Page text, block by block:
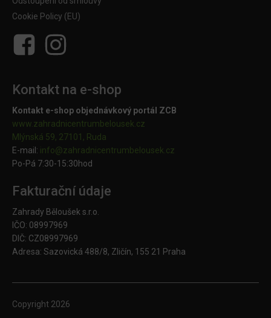
Cookie Policy (EU)
Kontakt na e-shop
Kontakt e-shop objednávkový portál ZCB
www.zahradnicentrumbelousek.cz
Mlýnská 59, 27101, Ruda
E-mail: info@zahradnicentrumbelousek.cz
Po-Pá 7:30-15:30hod
Fakturační údaje
Zahrady Běloušek s.r.o.
IČO: 08997969
DIČ: CZ08997969
Adresa: Sazovická 488/8, Zličín, 155 21 Praha
Copyright 2026